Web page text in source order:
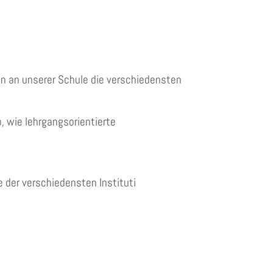
an unserer Schule die verschiedensten
wie lehrgangsorientierte
der verschiedensten Instituti